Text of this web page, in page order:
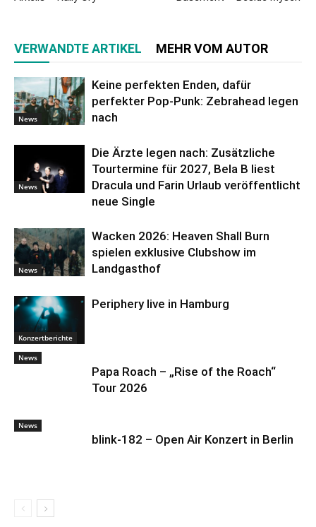
VERWANDTE ARTIKEL MEHR VOM AUTOR
News
Keine perfekten Enden, dafür
perfekter Pop-Punk: Zebrahead legen
nach
News
Die Ärzte legen nach: Zusätzliche
Tourtermine für 2027, Bela B liest
Dracula und Farin Urlaub veröffentlicht
neue Single
News
Wacken 2026: Heaven Shall Burn
spielen exklusive Clubshow im
Landgasthof
Konzertberichte
Periphery live in Hamburg
News
Papa Roach – „Rise of the Roach“
Tour 2026
News
blink-182 – Open Air Konzert in Berlin